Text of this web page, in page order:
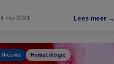
4 nov. 2021 Lees meer →
Nieuws Hematologie